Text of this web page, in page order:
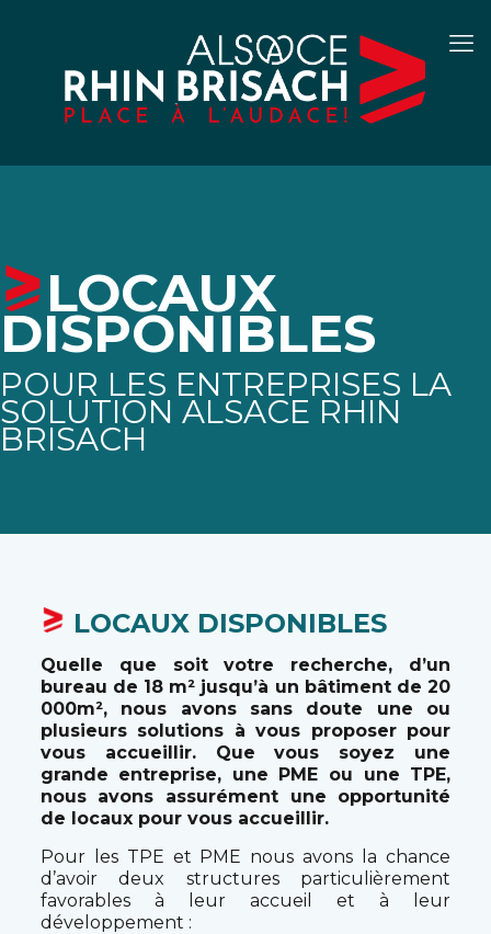
LOCAUX
DISPONIBLES
POUR LES ENTREPRISES LA
SOLUTION ALSACE RHIN
BRISACH
LOCAUX DISPONIBLES
Quelle que soit votre recherche, d’un
bureau de 18 m² jusqu’à un bâtiment de 20
000m², nous avons sans doute une ou
plusieurs solutions à vous proposer pour
vous accueillir. Que vous soyez une
grande entreprise, une PME ou une TPE,
nous avons assurément une opportunité
de locaux pour vous accueillir.
Pour les TPE et PME nous avons la chance
d’avoir deux structures particulièrement
favorables à leur accueil et à leur
développement :